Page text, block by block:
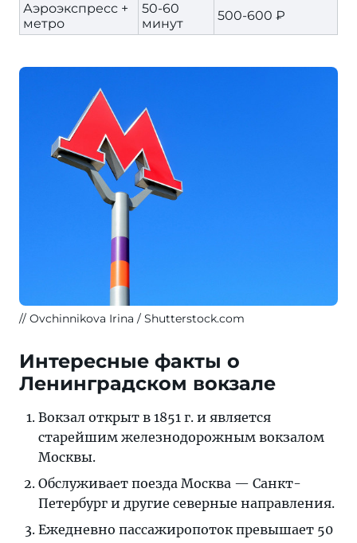
Аэроэкспресс +
метро
50-60
минут
500-600 ₽
Ovchinnikova Irina / Shutterstock.com
Интересные факты о
Ленинградском вокзале
Вокзал открыт в 1851 г. и является
старейшим железнодорожным вокзалом
Москвы.
Обслуживает поезда Москва — Санкт-
Петербург и другие северные направления.
Ежедневно пассажиропоток превышает 50